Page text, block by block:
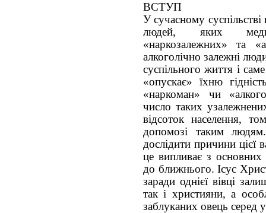
ВСТУП
У сучасному
людей, яких
«наркозалежних» та
алкоголічно залежні
суспільного життя і
«опускає» їхню
«наркоман» чи
число таких
відсоток населення,
допомозі таким
дослідити причини цієї
це випливає з
до ближнього. Ісус
заради однієї вівці
так і християни, а
заблуканих овець серед